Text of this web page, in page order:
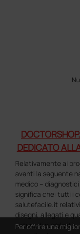
DEDICATO
Relativamente ai
aventi la seguente
medico –
significa che: tutti i
salutefacile.it
disegni, allegati e
natura di pubblicità.
Per offrire una